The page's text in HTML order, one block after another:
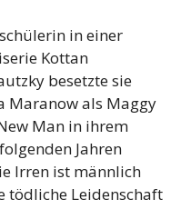
in einer
Kottan
besetzte sie
Maranow als Maggy
Man in ihrem
Jahren
Irren ist männlich
tödliche Leidenschaft